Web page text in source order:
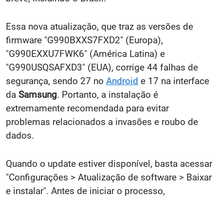
Essa nova atualização, que traz as versões de
firmware "G990BXXS7FXD2" (Europa),
"G990EXXU7FWK6" (América Latina) e
"G990USQSAFXD3" (EUA), corrige 44 falhas de
segurança, sendo 27 no Android e 17 na interface
da Samsung. Portanto, a instalação é
extremamente recomendada para evitar
problemas relacionados a invasões e roubo de
dados.
Quando o update estiver disponível, basta acessar
"Configurações > Atualização de software > Baixar
e instalar". Antes de iniciar o processo,